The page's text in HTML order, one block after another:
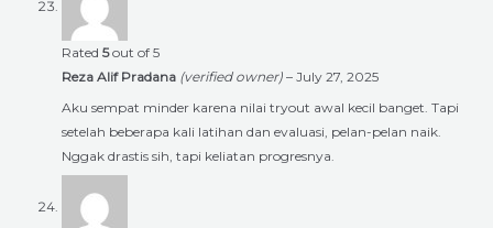
Rated 5out of 5
Reza Alif Pradana (verified owner) – July 27, 2025
Aku sempat minder karena nilai tryout awal kecil banget. Tapi
setelah beberapa kali latihan dan evaluasi, pelan-pelan naik.
Nggak drastis sih, tapi keliatan progresnya.